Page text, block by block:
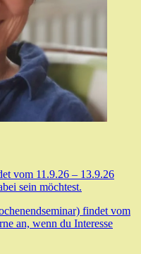
vom 11.9.26 – 13.9.26
sein möchtest.
findet vom
an, wenn du Interesse